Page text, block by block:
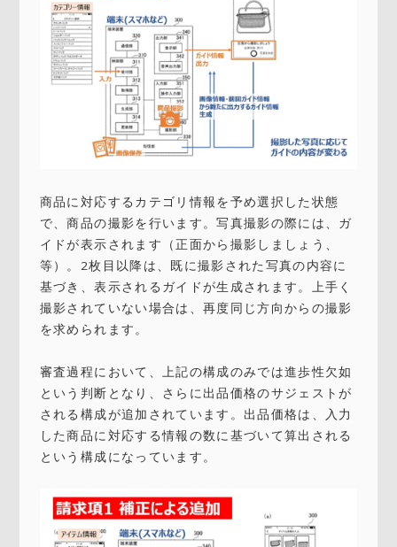
商品に対応するカテゴリ情報を予め選択した状態
で、商品の撮影を行います。写真撮影の際には、ガ
イドが表示されます（正面から撮影しましょう、
等）。2枚目以降は、既に撮影された写真の内容に
基づき、表示されるガイドが生成されます。上手く
撮影されていない場合は、再度同じ方向からの撮影
を求められます。
審査過程において、上記の構成のみでは進歩性欠如
という判断となり、さらに出品価格のサジェストが
される構成が追加されています。出品価格は、入力
した商品に対応する情報の数に基づいて算出される
という構成になっています。